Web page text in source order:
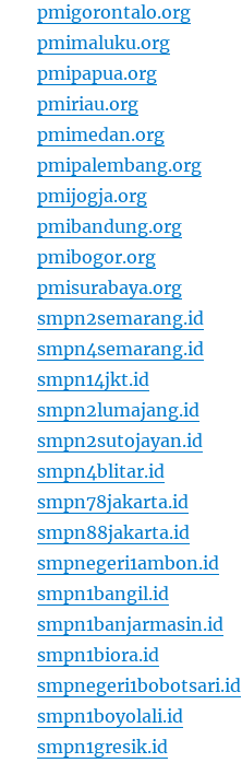
pmigorontalo.org
pmimaluku.org
pmipapua.org
pmiriau.org
pmimedan.org
pmipalembang.org
pmijogja.org
pmibandung.org
pmibogor.org
pmisurabaya.org
smpn2semarang.id
smpn4semarang.id
smpn14jkt.id
smpn2lumajang.id
smpn2sutojayan.id
smpn4blitar.id
smpn78jakarta.id
smpn88jakarta.id
smpnegeri1ambon.id
smpn1bangil.id
smpn1banjarmasin.id
smpn1biora.id
smpnegeri1bobotsari.id
smpn1boyolali.id
smpn1gresik.id